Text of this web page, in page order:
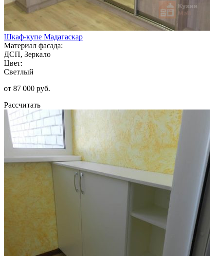
Шкаф-купе Мадагаскар
Материал фасада:
ДСП, Зеркало
Цвет:
Светлый
от 87 000 руб.
Рассчитать